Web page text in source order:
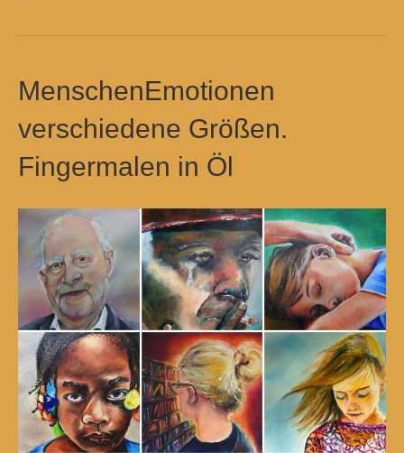
MenschenEmotionen
verschiedene Größen.
Fingermalen in Öl